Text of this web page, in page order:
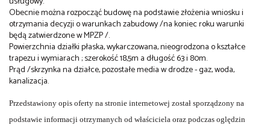
Obecnie można rozpocząć budowę na podstawie złożenia wniosku i
otrzymania decyzji o warunkach zabudowy /na koniec roku warunki
będą zatwierdzone w MPZP /.
Powierzchnia działki płaska, wykarczowana, nieogrodzona o kształce
trapezu i wymiarach ; szerokość 18,5m a długość 63 i 80m.
Prąd /skrzynka na działce, pozostałe media w drodze - gaz, woda,
kanalizacja.
Przedstawiony opis oferty na stronie internetowej został sporządzony na
podstawie informacji otrzymanych od właściciela oraz podczas oględzin